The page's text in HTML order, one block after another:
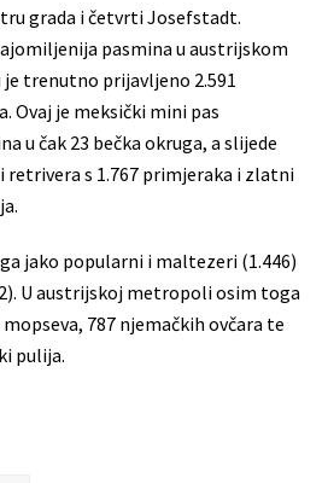
grada i četvrti Josefstadt.
pasmina u austrijskom
je trenutno prijavljeno 2.591
Ovaj je meksički mini pas
u čak 23 bečka okruga, a slijede
retrivera s 1.767 primjeraka i zlatni
jako popularni i maltezeri (1.446)
U austrijskoj metropoli osim toga
mopseva, 787 njemačkih ovčara te
pulija.